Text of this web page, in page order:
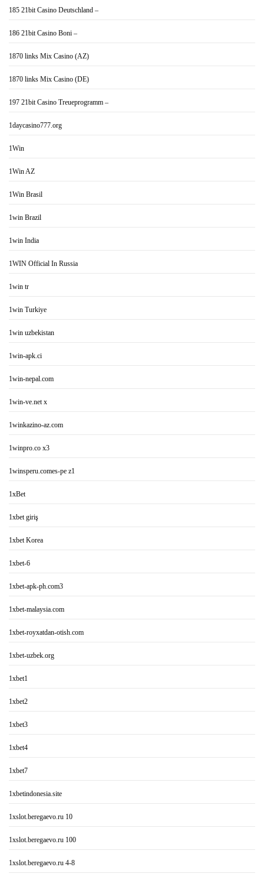
185 21bit Casino Deutschland –
186 21bit Casino Boni –
1870 links Mix Casino (AZ)
1870 links Mix Casino (DE)
197 21bit Casino Treueprogramm –
1daycasino777.org
1Win
1Win AZ
1Win Brasil
1win Brazil
1win India
1WIN Official In Russia
1win tr
1win Turkiye
1win uzbekistan
1win-apk.ci
1win-nepal.com
1win-ve.net x
1winkazino-az.com
1winpro.co x3
1winsperu.comes-pe z1
1xBet
1xbet giriş
1xbet Korea
1xbet-6
1xbet-apk-ph.com3
1xbet-malaysia.com
1xbet-royxatdan-otish.com
1xbet-uzbek.org
1xbet1
1xbet2
1xbet3
1xbet4
1xbet7
1xbetindonesia.site
1xslot.beregaevo.ru 10
1xslot.beregaevo.ru 100
1xslot.beregaevo.ru 4-8